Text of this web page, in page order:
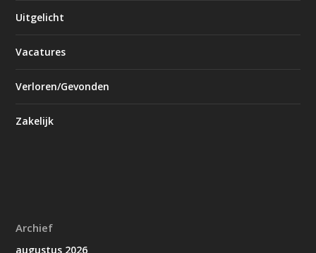
Uitgelicht
Vacatures
Verloren/Gevonden
Zakelijk
Archief
augustus 2026